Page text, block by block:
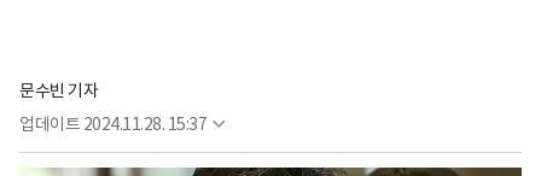
문수빈 기자
업데이트 2024.11.28. 15:37